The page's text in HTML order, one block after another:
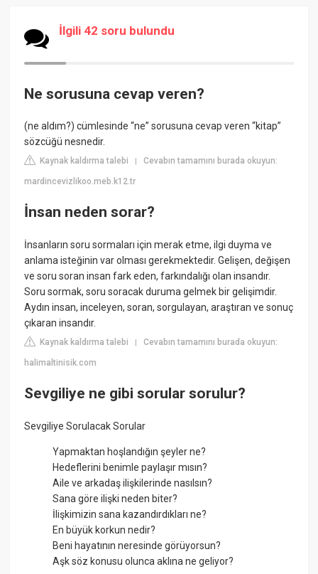
İlgili 42 soru bulundu
Ne sorusuna cevap veren?
(ne aldım?) cümlesinde “ne” sorusuna cevap veren “kitap”
sözcüğü nesnedir.
Kaynak kaldırma talebi |Cevabın tamamını burada okuyun:
mardincevizlikoo.meb.k12.tr
İnsan neden sorar?
İnsanların soru sormaları için merak etme, ilgi duyma ve
anlama isteğinin var olması gerekmektedir. Gelişen, değişen
ve soru soran insan fark eden, farkındalığı olan insandır.
Soru sormak, soru soracak duruma gelmek bir gelişimdir.
Aydın insan, inceleyen, soran, sorgulayan, araştıran ve sonuç
çıkaran insandır.
Kaynak kaldırma talebi |Cevabın tamamını burada okuyun:
halimaltinisik.com
Sevgiliye ne gibi sorular sorulur?
Sevgiliye Sorulacak Sorular
Yapmaktan hoşlandığın şeyler ne?
Hedeflerini benimle paylaşır mısın?
Aile ve arkadaş ilişkilerinde nasılsın?
Sana göre ilişki neden biter?
İlişkimizin sana kazandırdıkları ne?
En büyük korkun nedir?
Beni hayatının neresinde görüyorsun?
Aşk söz konusu olunca aklına ne geliyor?